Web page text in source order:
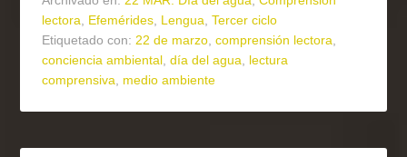
lectora, Efemérides, Lengua,Tercer ciclo
Etiquetado con:22 de marzo,comprensión lectora,
conciencia ambiental,día del agua, lectura
comprensiva, medio ambiente